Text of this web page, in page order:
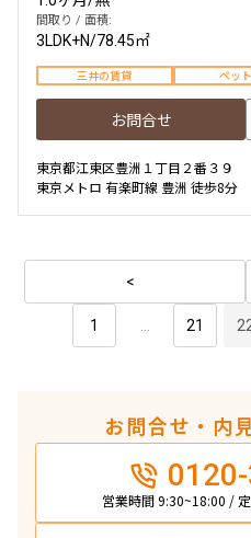
間取り / 面積:
3LDK+N/78.45㎡
三井の賃貸 ペッ
お問合せ
東京都江東区豊洲１丁目２番３９
東京メトロ 有楽町線 豊洲 徒歩8分
1 ... 21
お問合せ・内
営業時間 9:30~18:00 /